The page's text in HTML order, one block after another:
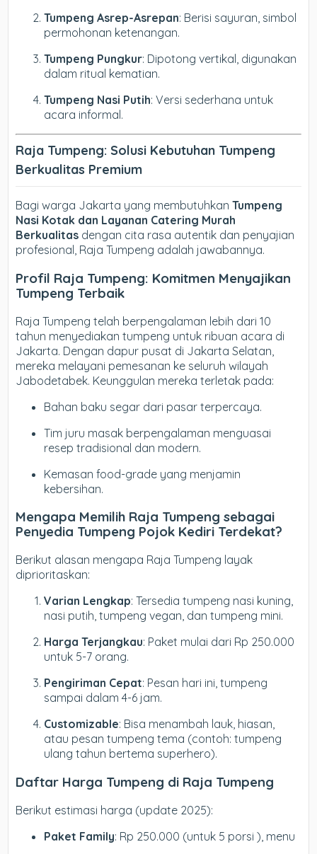
Tumpeng Asrep-Asrepan: Berisi sayuran, simbol
permohonan ketenangan.
Tumpeng Pungkur: Dipotong vertikal, digunakan
dalam ritual kematian.
Tumpeng Nasi Putih: Versi sederhana untuk
acara informal.
Raja Tumpeng: Solusi Kebutuhan Tumpeng
Berkualitas Premium
Bagi warga Jakarta yang membutuhkanTumpeng
Nasi Kotak dan Layanan Catering Murah
Berkualitas dengan cita rasa autentik dan penyajian
profesional, Raja Tumpeng adalah jawabannya.
Profil Raja Tumpeng: Komitmen Menyajikan
Tumpeng Terbaik
Raja Tumpeng telah berpengalaman lebih dari 10
tahun menyediakan tumpeng untuk ribuan acara di
Jakarta. Dengan dapur pusat di Jakarta Selatan,
mereka melayani pemesanan ke seluruh wilayah
Jabodetabek. Keunggulan mereka terletak pada:
Bahan baku segar dari pasar terpercaya.
Tim juru masak berpengalaman menguasai
resep tradisional dan modern.
Kemasan food-grade yang menjamin
kebersihan.
Mengapa Memilih Raja Tumpeng sebagai
Penyedia Tumpeng Pojok Kediri Terdekat?
Berikut alasan mengapa Raja Tumpeng layak
diprioritaskan:
Varian Lengkap: Tersedia tumpeng nasi kuning,
nasi putih, tumpeng vegan, dan tumpeng mini.
Harga Terjangkau: Paket mulai dari Rp 250.000
untuk 5-7 orang.
Pengiriman Cepat: Pesan hari ini, tumpeng
sampai dalam 4-6 jam.
Customizable: Bisa menambah lauk, hiasan,
atau pesan tumpeng tema (contoh: tumpeng
ulang tahun bertema superhero).
Daftar Harga Tumpeng di Raja Tumpeng
Berikut estimasi harga (update 2025):
Paket Family: Rp 250.000 (untuk 5 porsi ), menu